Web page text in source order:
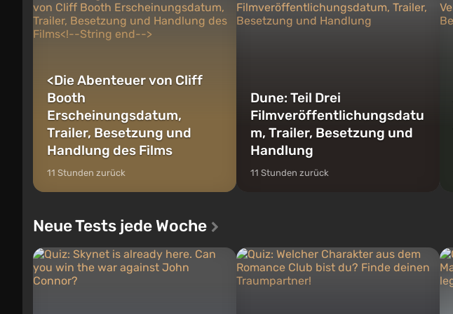
<Die Abenteuer von Cliff
Booth
Erscheinungsdatum,
Trailer, Besetzung und
Handlung des Films
11 Stunden zurück
Dune: Teil Drei
Filmveröffentlichungsdatu
m, Trailer, Besetzung und
Handlung
11 Stunden zurück
Neue Tests jede Woche